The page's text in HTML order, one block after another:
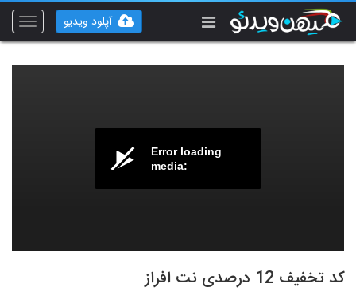
Toggle
آپلود ویدیو
Error loading
media:
کد تخفیف 12 درصدی نت افراز